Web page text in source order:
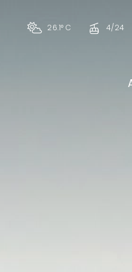
26.1° C 4/24